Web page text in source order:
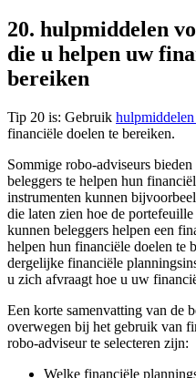
20. hulpmiddelen
die u helpen uw
bereiken
Tip 20 is: Gebruik
financiële doelen te bereiken.
Sommige robo-adviseurs
beleggers te helpen hun
instrumenten kunnen
die laten zien hoe de
kunnen beleggers helpen een
helpen hun financiële doelen te
dergelijke financiële
u zich afvraagt hoe u uw
Een korte samenvatting van de
overwegen bij het gebruik van
robo-adviseur te selecteren zijn:
Welke financiële